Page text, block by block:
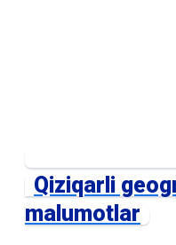
Qiziqarli
malumotlar